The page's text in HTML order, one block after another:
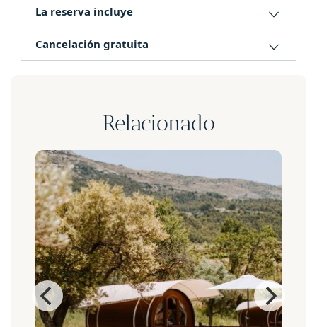
La reserva incluye
Cancelación gratuita
Relacionado